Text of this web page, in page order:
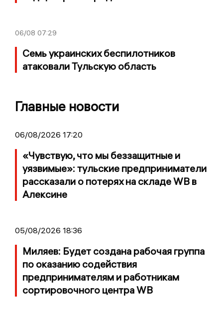
06/08 07:29
Семь украинских беспилотников
атаковали Тульскую область
Главные новости
06/08/2026 17:20
«Чувствую, что мы беззащитные и
уязвимые»: тульские предприниматели
рассказали о потерях на складе WB в
Алексине
05/08/2026 18:36
Миляев: Будет создана рабочая группа
по оказанию содействия
предпринимателям и работникам
сортировочного центра WB